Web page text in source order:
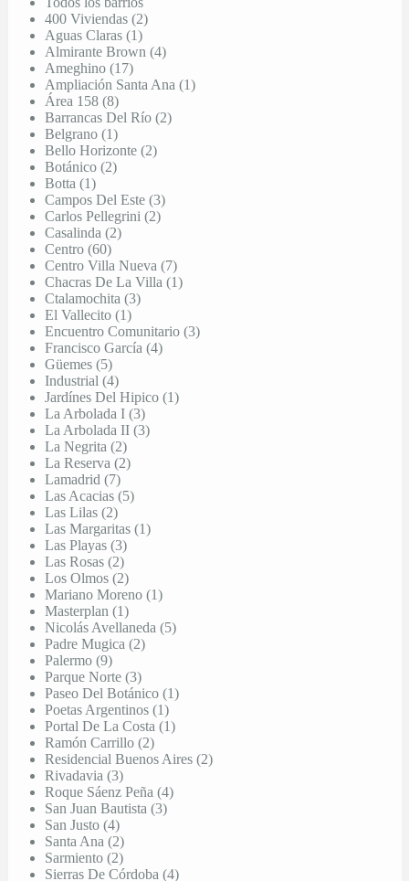
400 Viviendas (2)
Aguas Claras (1)
Almirante Brown (4)
Ameghino (17)
Ampliación Santa Ana (1)
Área 158 (8)
Barrancas Del Río (2)
Belgrano (1)
Bello Horizonte (2)
Botánico (2)
Botta (1)
Campos Del Este (3)
Carlos Pellegrini (2)
Casalinda (2)
Centro (60)
Centro Villa Nueva (7)
Chacras De La Villa (1)
Ctalamochita (3)
El Vallecito (1)
Encuentro Comunitario (3)
Francisco García (4)
Güemes (5)
Industrial (4)
Jardínes Del Hipico (1)
La Arbolada I (3)
La Arbolada II (3)
La Negrita (2)
La Reserva (2)
Lamadrid (7)
Las Acacias (5)
Las Lilas (2)
Las Margaritas (1)
Las Playas (3)
Las Rosas (2)
Los Olmos (2)
Mariano Moreno (1)
Masterplan (1)
Nicolás Avellaneda (5)
Padre Mugica (2)
Palermo (9)
Parque Norte (3)
Paseo Del Botánico (1)
Poetas Argentinos (1)
Portal De La Costa (1)
Ramón Carrillo (2)
Residencial Buenos Aires (2)
Rivadavia (3)
Roque Sáenz Peña (4)
San Juan Bautista (3)
San Justo (4)
Santa Ana (2)
Sarmiento (2)
Sierras De Córdoba (4)